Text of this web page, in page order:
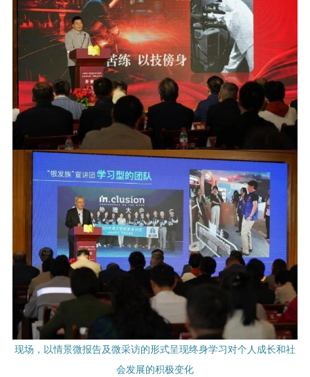
现场，以情景微报告及微采访的形式呈现终身学习对个人成长和社
会发展的积极变化